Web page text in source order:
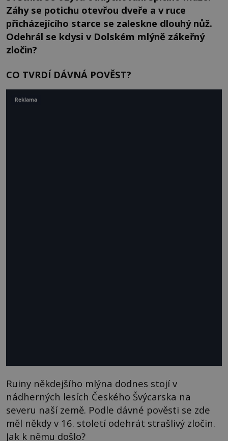
Záhy se potichu otevřou dveře a v ruce
přicházejícího starce se zaleskne dlouhý nůž.
Odehrál se kdysi v Dolském mlýně zákeřný
zločin?
CO TVRDÍ DÁVNÁ POVĚST?
Ruiny někdejšího mlýna dodnes stojí v
nádherných lesích Českého Švýcarska na
severu naší země. Podle dávné pověsti se zde
měl někdy v 16. století odehrát strašlivý zločin.
Jak k němu došlo?
Reklama